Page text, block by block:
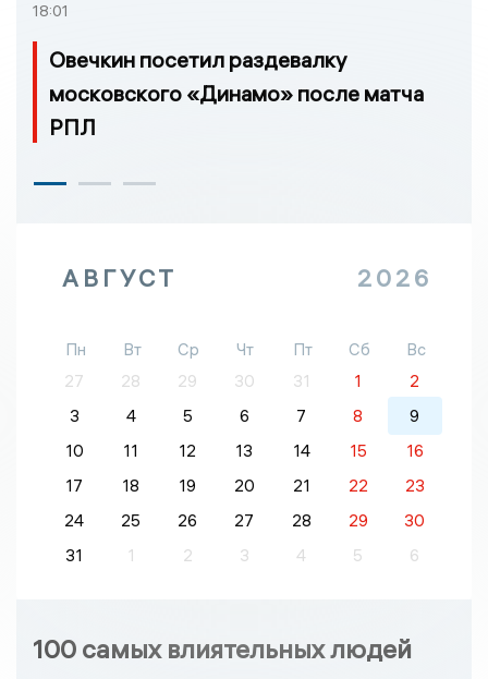
18:01
Овечкин посетил раздевалку
московского «Динамо» после матча
РПЛ
АВГУСТ 2026
Пн Вт Ср Чт Пт Сб
Вс
27
28 29 30 31 1
2
3
4 5 6 7 8
9
10
11 12 13 14 15
16
17
18 19 20 21 22
23
24
25 26 27 28 29
30
31
1 2 3 4 5 6
100 самых влиятельных людей